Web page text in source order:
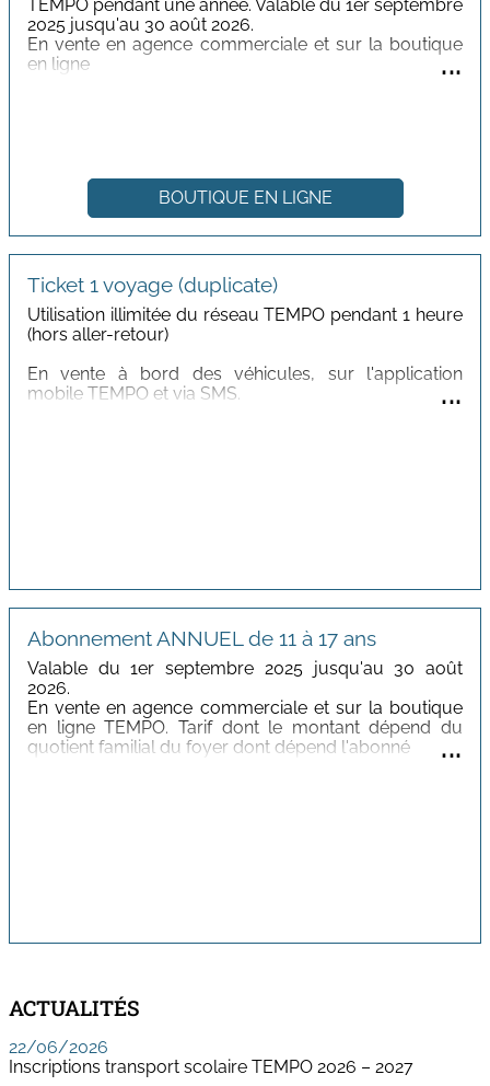
TEMPO pendant une année. Valable du 1er septembre
2025 jusqu'au 30 août 2026.
En vente en agence commerciale et sur la boutique
en ligne
...
BOUTIQUE EN LIGNE
Ticket 1 voyage (duplicate)
Utilisation illimitée du réseau TEMPO pendant 1 heure
(hors aller-retour)
En vente à bord des véhicules, sur l'application
mobile TEMPO et via SMS.
...
Abonnement ANNUEL de 11 à 17 ans
Valable du 1er septembre 2025 jusqu'au 30 août
2026.
En vente en agence commerciale et sur la boutique
en ligne TEMPO. Tarif dont le montant dépend du
quotient familial du foyer dont dépend l'abonné
...
ACTUALITÉS
22/06/2026
Inscriptions transport scolaire TEMPO 2026 – 2027